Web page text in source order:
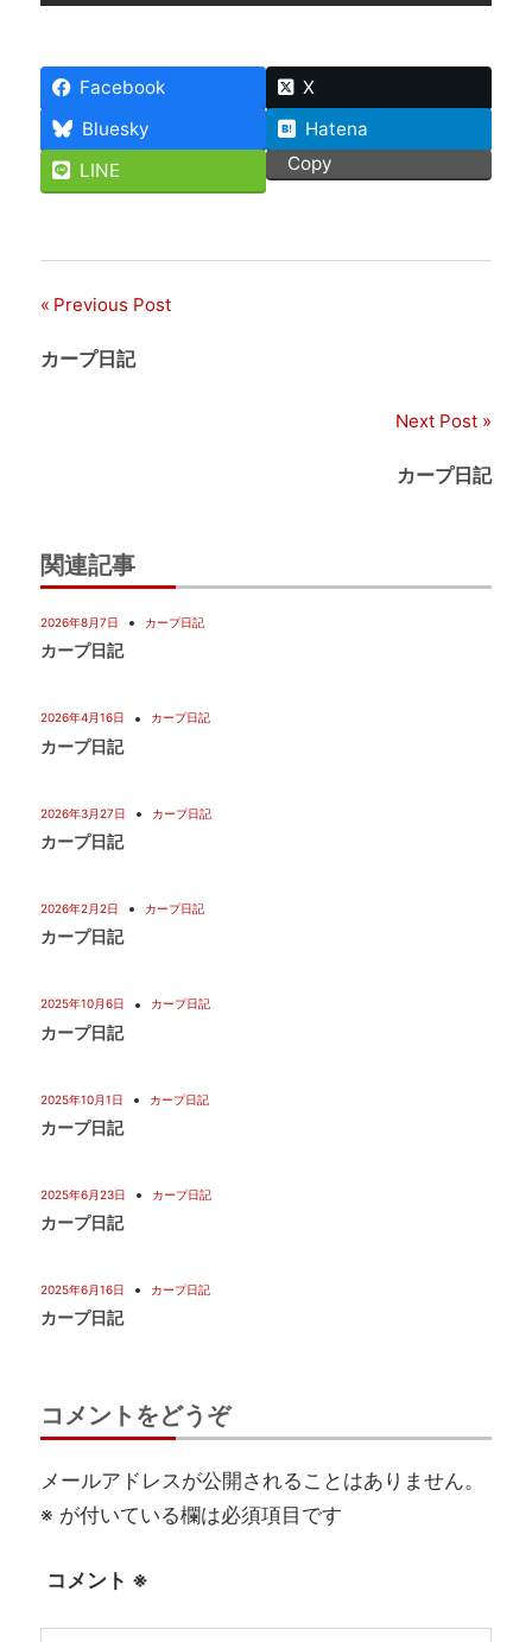
Facebook
X
Bluesky
Hatena
LINE
Copy
投
稿
シ
ョ
Previous Post
カープ日記
Next Post
カープ日記
関連記事
2026年8月7日 カープ日記
カープ日記
2026年4月16日 カープ日記
カープ日記
2026年3月27日 カープ日記
カープ日記
2026年2月2日 カープ日記
カープ日記
2025年10月6日 カープ日記
カープ日記
2025年10月1日 カープ日記
カープ日記
2025年6月23日 カープ日記
カープ日記
2025年6月16日 カープ日記
カープ日記
コメントをどうぞ
メールアドレスが公開されることはありません。
※ が付いている欄は必須項目です
コメント ※